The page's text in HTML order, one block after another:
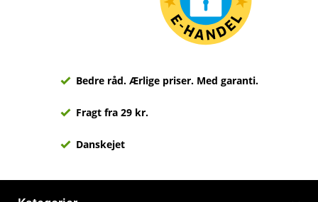
Bedre råd. Ærlige priser. Med garanti.
Fragt fra 29 kr.
Danskejet